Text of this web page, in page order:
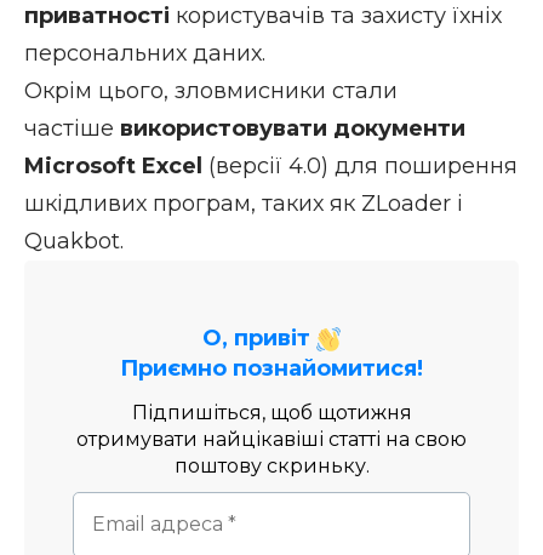
приватності користувачів та захисту їхніх
персональних даних.
Окрім цього, зловмисники стали
частіше використовувати документи
Microsoft Excel (версії 4.0) для поширення
шкідливих програм, таких як ZLoader і
Quakbot.
О, привіт
Приємно познайомитися!
Підпишіться, щоб щотижня
отримувати найцікавіші статті на свою
поштову скриньку.